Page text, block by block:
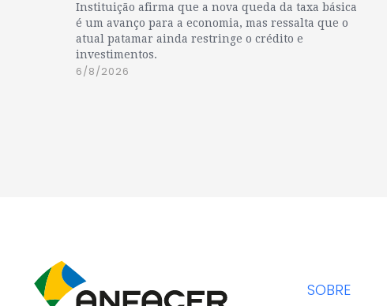
Instituição afirma que a nova queda da taxa básica
é um avanço para a economia, mas ressalta que o
atual patamar ainda restringe o crédito e
investimentos.
6/8/2026
SOBRE